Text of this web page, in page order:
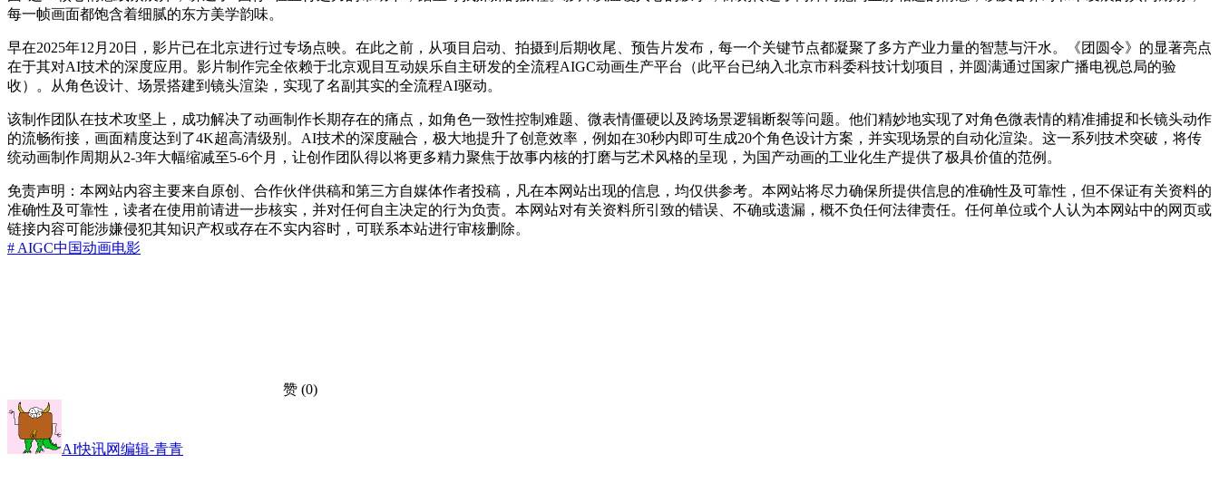
每一帧画面都饱含着细腻的东方美学韵味。
早在2025年12月20日，影片已在北京进行过专场点映。在此之前，从项目启动、拍摄到后期收尾、预告片发布，每一个关键节点都凝聚了多方产业力量的智慧与汗水。《团圆令》的显著亮点
在于其对AI技术的深度应用。影片制作完全依赖于北京观目互动娱乐自主研发的全流程AIGC动画生产平台（此平台已纳入北京市科委科技计划项目，并圆满通过国家广播电视总局的验
收）。从角色设计、场景搭建到镜头渲染，实现了名副其实的全流程AI驱动。
该制作团队在技术攻坚上，成功解决了动画制作长期存在的痛点，如角色一致性控制难题、微表情僵硬以及跨场景逻辑断裂等问题。他们精妙地实现了对角色微表情的精准捕捉和长镜头动作
的流畅衔接，画面精度达到了4K超高清级别。AI技术的深度融合，极大地提升了创意效率，例如在30秒内即可生成20个角色设计方案，并实现场景的自动化渲染。这一系列技术突破，将传
统动画制作周期从2-3年大幅缩减至5-6个月，让创作团队得以将更多精力聚焦于故事内核的打磨与艺术风格的呈现，为国产动画的工业化生产提供了极具价值的范例。
免责声明：本网站内容主要来自原创、合作伙伴供稿和第三方自媒体作者投稿，凡在本网站出现的信息，均仅供参考。本网站将尽力确保所提供信息的准确性及可靠性，但不保证有关资料的
准确性及可靠性，读者在使用前请进一步核实，并对任何自主决定的行为负责。本网站对有关资料所引致的错误、不确或遗漏，概不负任何法律责任。任何单位或个人认为本网站中的网页或
链接内容可能涉嫌侵犯其知识产权或存在不实内容时，可联系本站进行审核删除。
# AIGC中国动画电影
赞 (0)
AI快讯网编辑-青青